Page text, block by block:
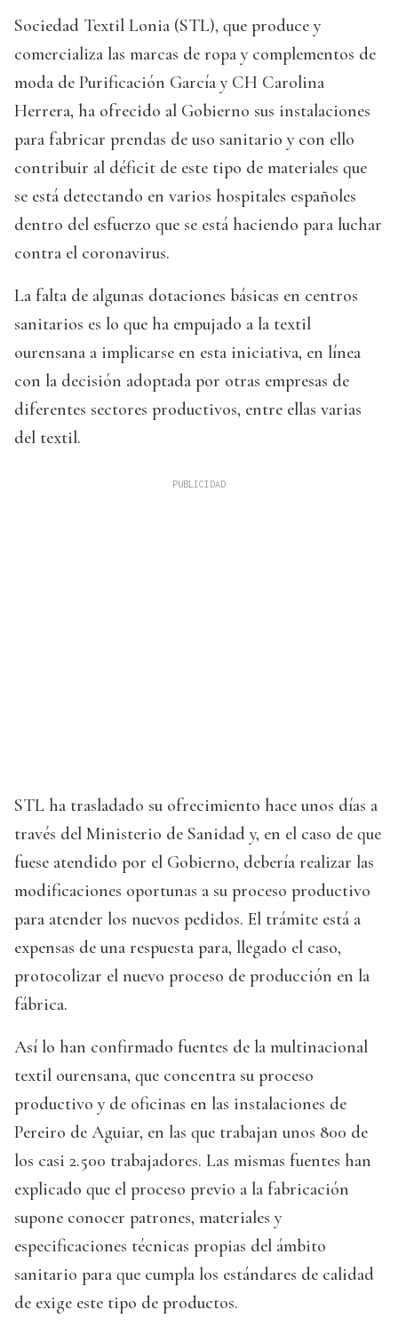
Sociedad Textil Lonia (STL), que produce y
comercializa las marcas de ropa y complementos de
moda de Purificación García y CH Carolina
Herrera, ha ofrecido al Gobierno sus instalaciones
para fabricar prendas de uso sanitario y con ello
contribuir al déficit de este tipo de materiales que
se está detectando en varios hospitales españoles
dentro del esfuerzo que se está haciendo para luchar
contra el coronavirus.
La falta de algunas dotaciones básicas en centros
sanitarios es lo que ha empujado a la textil
ourensana a implicarse en esta iniciativa, en línea
con la decisión adoptada por otras empresas de
diferentes sectores productivos, entre ellas varias
del textil.
STL ha trasladado su ofrecimiento hace unos días a
través del Ministerio de Sanidad y, en el caso de que
fuese atendido por el Gobierno, debería realizar las
modificaciones oportunas a su proceso productivo
para atender los nuevos pedidos. El trámite está a
expensas de una respuesta para, llegado el caso,
protocolizar el nuevo proceso de producción en la
fábrica.
Así lo han confirmado fuentes de la multinacional
textil ourensana, que concentra su proceso
productivo y de oficinas en las instalaciones de
Pereiro de Aguiar, en las que trabajan unos 800 de
los casi 2.500 trabajadores. Las mismas fuentes han
explicado que el proceso previo a la fabricación
supone conocer patrones, materiales y
especificaciones técnicas propias del ámbito
sanitario para que cumpla los estándares de calidad
de exige este tipo de productos.